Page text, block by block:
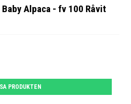
Alpaca - fv 100 Råvit
PRODUKTEN